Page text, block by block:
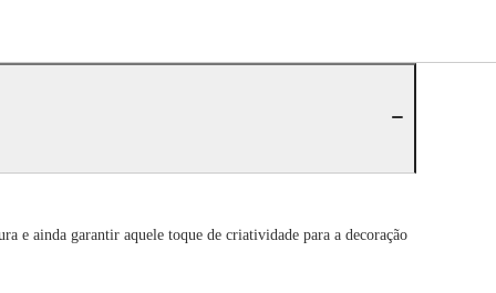
e ainda garantir aquele toque de criatividade para a decoração